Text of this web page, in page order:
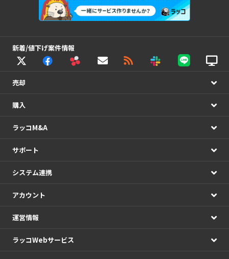
新着/値下げ案件情報
売却
購入
ラッコM&A
サポート
システム連携
アカウント
運営情報
ラッコWebサービス